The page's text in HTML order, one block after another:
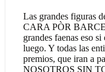
Las grandes figuras
CARA PÒR
grandes faenas eso
luego. Y todas las
premios, que iran a
NOSOTROS SIN